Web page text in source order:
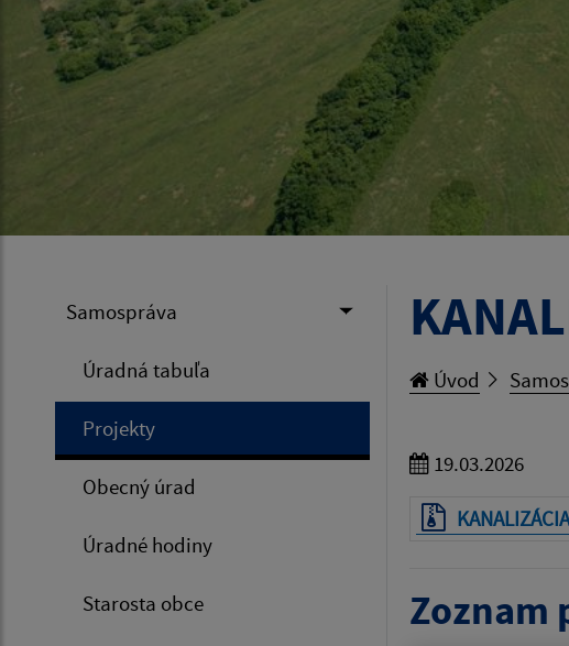
Samospráva
Úradná tabuľa
Projekty
Obecný úrad
Úradné hodiny
Starosta obce
Úvod
19.03.2026
Zoznam